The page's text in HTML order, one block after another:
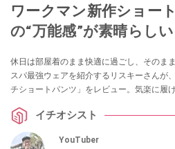
ワークマン新作ショー
の“万能感”が素晴らしい
休日は部屋着のまま快適に過ごし、そのま
スパ最強ウェアを紹介するリスキーさんが
チショートパンツ」をレビュー。気楽に履
イチオシスト
YouTuber